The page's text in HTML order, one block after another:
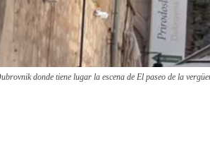
donde tiene lugar la escena de El paseo de la